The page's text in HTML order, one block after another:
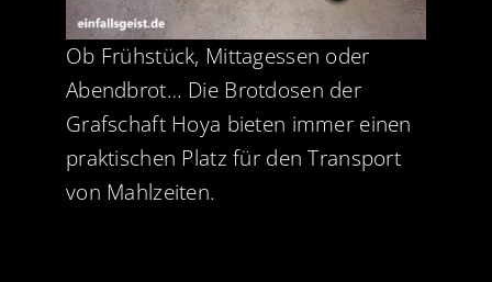
Ob Frühstück, Mittagessen oder
Abendbrot… Die Brotdosen der
Grafschaft Hoya bieten immer einen
praktischen Platz für den Transport
von Mahlzeiten.